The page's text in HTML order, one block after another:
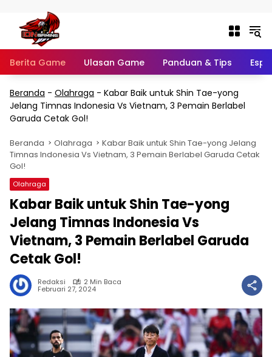
Berita Game Ulasan Game Panduan & Tips
Beranda - Olahraga - Kabar Baik untuk Shin Tae-yong
Jelang Timnas Indonesia Vs Vietnam, 3 Pemain Berlabel
Garuda Cetak Gol!
Beranda Olahraga
Kabar Baik untuk Shin Tae-yong Jelang
Timnas Indonesia Vs Vietnam, 3 Pemain Berlabel Garuda Cetak
Gol!
Olahraga
Kabar Baik untuk Shin Tae-yong
Jelang Timnas Indonesia Vs
Vietnam, 3 Pemain Berlabel Garuda
Cetak Gol!
Redaksi 2 Min Baca
Februari 27, 2024